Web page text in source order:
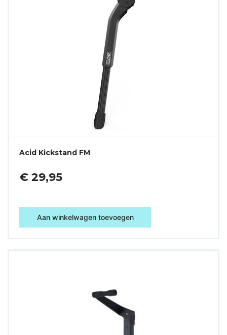
Acid Kickstand FM
€ 29,95
Aan winkelwagen toevoegen